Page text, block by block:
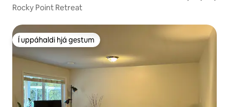
Rocky Point Retreat
Í uppáhaldi hjá gestum
Í uppáhaldi hjá gestum